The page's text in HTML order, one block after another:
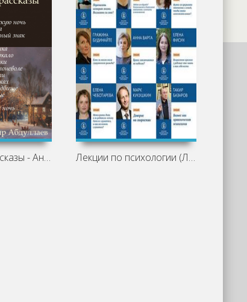
Святочные рассказы - Антон Чехов Лекции по психологии (Лекторий ВШЭ)